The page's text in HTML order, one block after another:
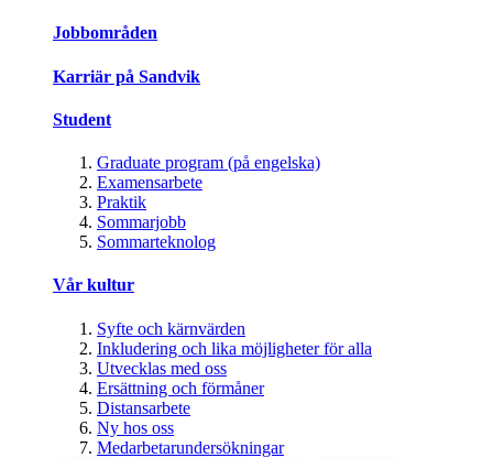
Jobbområden
Karriär på Sandvik
Student
Graduate program (på engelska)
Examensarbete
Praktik
Sommarjobb
Sommarteknolog
Vår kultur
Syfte och kärnvärden
Inkludering och lika möjligheter för alla
Utvecklas med oss
Ersättning och förmåner
Distansarbete
Ny hos oss
Medarbetarundersökningar